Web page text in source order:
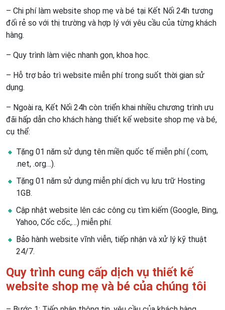
– Chi phí làm website shop mẹ và bé tại Kết Nối 24h tương
đối rẻ so với thị trường và hợp lý với yêu cầu của từng khách
hàng.
– Quy trình làm việc nhanh gọn, khoa học.
– Hỗ trợ bảo trì website miễn phí trong suốt thời gian sử
dụng.
– Ngoài ra, Kết Nối 24h còn triển khai nhiều chương trình ưu
đãi hấp dẫn cho khách hàng thiết kế website shop mẹ và bé,
cụ thể:
Tặng 01 năm sử dụng tên miền quốc tế miễn phí (.com,
.net, .org…).
Tặng 01 năm sử dụng miễn phí dịch vụ lưu trữ Hosting
1GB.
Cập nhật website lên các công cụ tìm kiếm (Google, Bing,
Yahoo, Cốc cốc,…) miễn phí.
Bảo hành website vĩnh viễn, tiếp nhận và xử lý kỹ thuật
24/7.
Quy trình cung cấp dịch vụ thiết kế
website shop mẹ và bé của chúng tôi